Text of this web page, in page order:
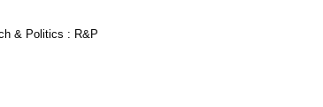
& Politics : R&P